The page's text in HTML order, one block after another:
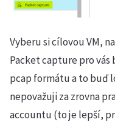
Vyberu si cílovou VM,
Packet capture pro
pcap formátu a to buď
nepovažuji za zrovna
accountu (to je lepší,